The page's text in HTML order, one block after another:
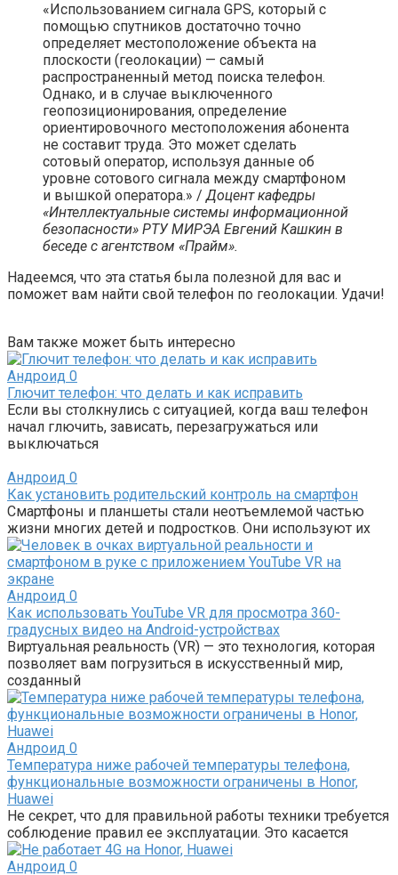
«Использованием сигнала GPS, который с
помощью спутников достаточно точно
определяет местоположение объекта на
плоскости (геолокации) — самый
распространенный метод поиска телефон.
Однако, и в случае выключенного
геопозиционирования, определение
ориентировочного местоположения абонента
не составит труда. Это может сделать
сотовый оператор, используя данные об
уровне сотового сигнала между смартфоном
и вышкой оператора.» /Доцент кафедры
«Интеллектуальные системы информационной
безопасности» РТУ МИРЭА Евгений Кашкин в
беседе с агентством «Прайм».
Надеемся, что эта статья была полезной для вас и
поможет вам найти свой телефон по геолокации. Удачи!
Вам также может быть интересно
Андроид 0
Глючит телефон: что делать и как исправить
Если вы столкнулись с ситуацией, когда ваш телефон
начал глючить, зависать, перезагружаться или
выключаться
Андроид 0
Как установить родительский контроль на смартфон
Смартфоны и планшеты стали неотъемлемой частью
жизни многих детей и подростков. Они используют их
Андроид 0
Как использовать YouTube VR для просмотра 360-
градусных видео на Android-устройствах
Виртуальная реальность (VR) — это технология, которая
позволяет вам погрузиться в искусственный мир,
созданный
Андроид 0
Температура ниже рабочей температуры телефона,
функциональные возможности ограничены в Honor,
Huawei
Не секрет, что для правильной работы техники требуется
соблюдение правил ее эксплуатации. Это касается
Андроид 0